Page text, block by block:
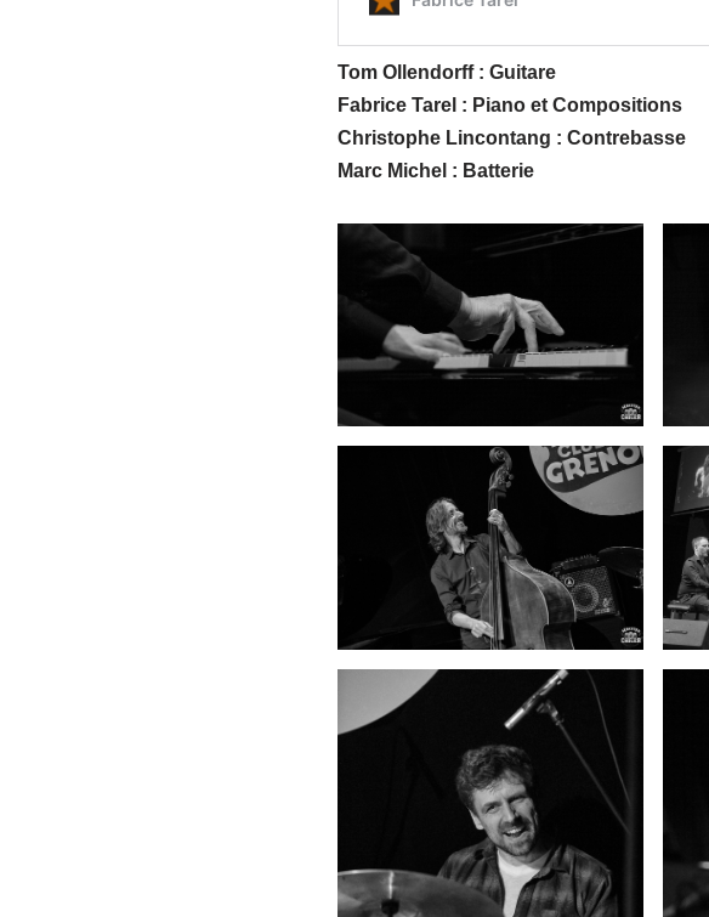
Tom Ollendorff : Guitare
Fabrice Tarel : Piano et Compositions
Christophe Lincontang : Contrebasse
Marc Michel : Batterie